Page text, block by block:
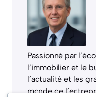
Passionné par
l’immobilier et le
l’actualité et les
monde de